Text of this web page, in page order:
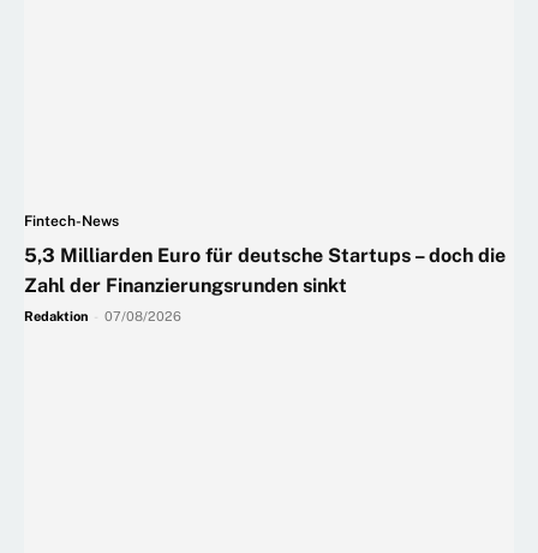
Fintech-News
5,3 Milliarden Euro für deutsche Startups – doch die
Zahl der Finanzierungsrunden sinkt
Redaktion 07/08/2026